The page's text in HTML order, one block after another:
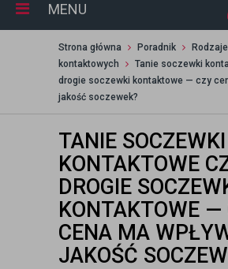
MENU
Strona główna Poradnik
kontaktowych
Tanie soczewki
drogie soczewki kontaktowe — czy
jakość soczewek?
TANIE SOCZEWKI
KONTAKTOWE
DROGIE
KONTAKTOWE —
CENA MA
JAKOŚĆ